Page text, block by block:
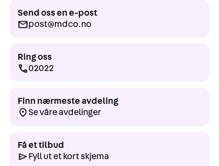
Send oss en e-post
post@mdco.no
Ring oss
02022
Finn nærmeste avdeling
Se våre avdelinger
Få et tilbud
Fyll ut et kort skjema